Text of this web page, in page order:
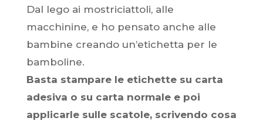
Dal lego ai mostriciattoli, alle
macchinine, e ho pensato anche alle
bambine creando un’etichetta per le
bamboline.
Basta stampare le etichette su carta
adesiva o su carta normale e poi
applicarle sulle scatole, scrivendo cosa